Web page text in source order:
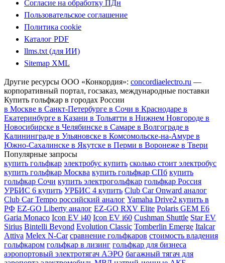
Согласие на обработку ПДн
Пользовательское соглашение
Политика cookie
Каталог PDF
llms.txt (для ИИ)
Sitemap XML
Другие ресурсы ООО «Конкордия»: concordiaelectro.ru —
корпоративный портал, госзаказ, международные поставки
Купить гольфкар в городах России
в Москве в Санкт-Петербурге в Сочи в Краснодаре в
Екатеринбурге в Казани в Тольятти в Нижнем Новгороде в
Новосибирске в Челябинске в Самаре в Волгограде в
Калининграде в Ульяновске в Комсомольске-на-Амуре в
Южно-Сахалинске в Якутске в Перми в Воронеже в Твери
Популярные запросы
купить гольфкар электробус купить сколько стоит электробус
купить гольфкар Москва купить гольфкар СПб купить
гольфкар Сочи купить электрогольфкар гольфкар Россия
УРБИС 6 купить УРБИС 4 купить Club Car Onward аналог
Club Car Tempo российский аналог Yamaha Drive2 купить в
РФ EZ-GO Liberty аналог EZ-GO RXV Elite Polaris GEM E6
Garia Monaco Icon EV i40 Icon EV i60 Cushman Shuttle Star EV
Sirius Bintelli Beyond Evolution Classic Tomberlin Emerge Italcar
Attiva Melex N-Car сравнение гольфкаров стоимость владения
гольфкаром гольфкар в лизинг гольфкар для бизнеса
аэропортовый электротягач АЭРО багажный тягач для